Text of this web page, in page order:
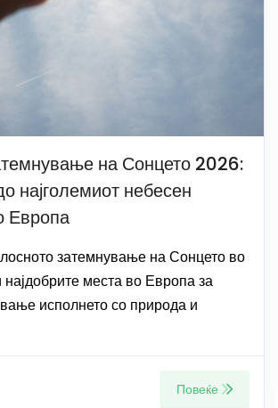
на Сонцето 2026:
најголемиот небесен
Европа
затемнување на Сонцето во
места во Европа за
исполнето со природа и
Повеќе